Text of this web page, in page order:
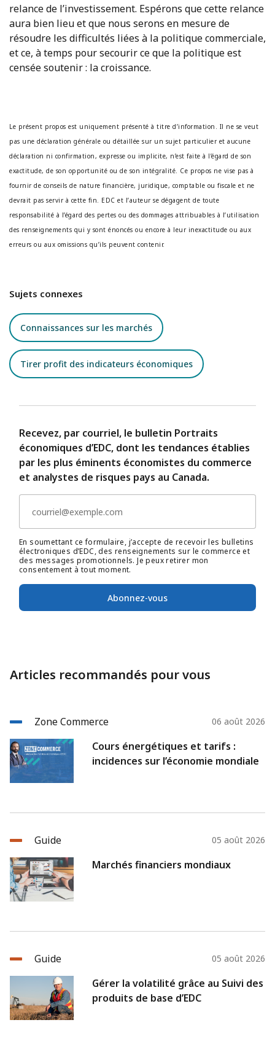
relance de l’investissement. Espérons que cette relance
aura bien lieu et que nous serons en mesure de
résoudre les difficultés liées à la politique commerciale,
et ce, à temps pour secourir ce que la politique est
censée soutenir : la croissance.
Le présent propos est uniquement présenté à titre d’information. Il ne se veut
pas une déclaration générale ou détaillée sur un sujet particulier et aucune
déclaration ni confirmation, expresse ou implicite, n’est faite à l’égard de son
exactitude, de son opportunité ou de son intégralité. Ce propos ne vise pas à
fournir de conseils de nature financière, juridique, comptable ou fiscale et ne
devrait pas servir à cette fin. EDC et l’auteur se dégagent de toute
responsabilité à l’égard des pertes ou des dommages attribuables à l’utilisation
des renseignements qui y sont énoncés ou encore à leur inexactitude ou aux
erreurs ou aux omissions qu’ils peuvent contenir.
Sujets connexes
Connaissances sur les marchés
Tirer profit des indicateurs économiques
Recevez, par courriel, le bulletin Portraits
économiques d’EDC, dont les tendances établies
par les plus éminents économistes du commerce
et analystes de risques pays au Canada.
En soumettant ce formulaire, j’accepte de recevoir les bulletins
électroniques d’EDC, des renseignements sur le commerce et
des messages promotionnels. Je peux retirer mon
consentement à tout moment.
Abonnez-vous
Articles recommandés pour vous
Zone Commerce 06 août 2026
Cours énergétiques et tarifs :
incidences sur l’économie mondiale
Guide 05 août 2026
Marchés financiers mondiaux
Guide 05 août 2026
Gérer la volatilité grâce au Suivi des
produits de base d’EDC